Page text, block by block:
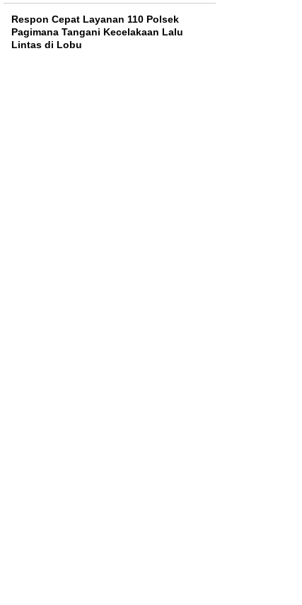
Respon Cepat Layanan 110 Polsek
Pagimana Tangani Kecelakaan Lalu
Lintas di Lobu